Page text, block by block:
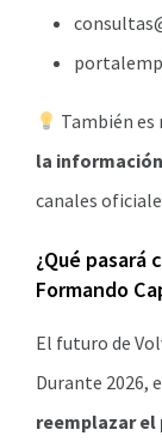
También
la
canales
¿Qué pasará
Formando
El futuro de
Durante 2026,
reemplazar